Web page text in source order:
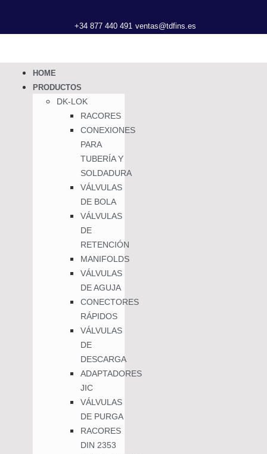
+34 877 440 491 ventas@tdfins.es
HOME
PRODUCTOS
DK-LOK
RACORES
CONEXIONES
PARA
TUBERÍA Y
SOLDADURA
VÁLVULAS
DE BOLA
VÁLVULAS
DE
RETENCIÓN
MANIFOLDS
VÁLVULAS
DE AGUJA
CONECTORES
RÁPIDOS
VÁLVULAS
DE
DESCARGA
ADAPTADORES
JIC
VÁLVULAS
DE PURGA
RACORES
DIN 2353